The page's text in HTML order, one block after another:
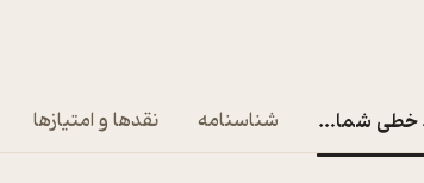
شماره 49 شناسنامه نقدها و امتیازها